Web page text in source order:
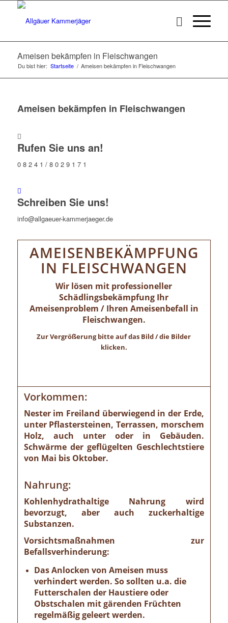
Ameisen bekämpfen in Fleischwangen
Du bist hier: Startseite / Ameisen bekämpfen in Fleischwangen
Ameisen bekämpfen in Fleischwangen
Rufen Sie uns an!
0 8 2 4 1 / 8 0 2 9 1 7 1
Schreiben Sie uns!
info@allgaeuer-kammerjaeger.de
AMEISENBEKÄMPFUNG
IN FLEISCHWANGEN
Wir lösen mit professioneller
Schädlingsbekämpfung Ihr
Ameisenproblem / Ihren Ameisenbefall in
Fleischwangen.
Zur Vergrößerung bitte auf das Bild / die Bilder
klicken.
Vorkommen:
Nester im Freiland überwiegend in der Erde,
unter Pflastersteinen, Terrassen, morschem
Holz, auch unter oder in Gebäuden.
Schwärme der geflügelten Geschlechtstiere
von Mai bis Oktober.
Nahrung:
Kohlenhydrathaltige Nahrung wird
bevorzugt, aber auch zuckerhaltige
Substanzen.
Vorsichtsmaßnahmen zur
Befallsverhinderung:
Das Anlocken von Ameisen muss
verhindert werden. So sollten u.a. die
Futterschalen der Haustiere oder
Obstschalen mit gärenden Früchten
regelmäßig geleert werden.